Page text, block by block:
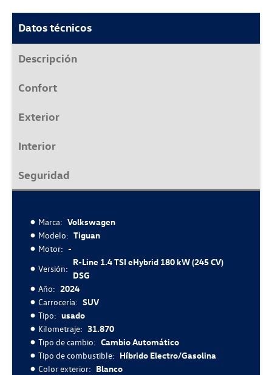
Datos técnicos
Descripción
Confort
Exterior
Interior
Seguridad
Marca: Volkswagen
Modelo: Tiguan
Motor: -
Versión:
R-Line 1.4 TSI eHybrid 180 kW (245 CV)
DSG
Año: 2024
Carrocería: SUV
Tipo: usado
Kilometraje: 31.870
Tipo de cambio: Cambio Automático
Tipo de combustible: Híbrido Electro/Gasolina
Color exterior: Blanco